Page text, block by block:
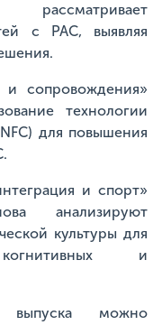
рассматривает
с РАС, выявляя
сопровождения»
технологии
для повышения
и спорт»
анализируют
культуры для
и
можно